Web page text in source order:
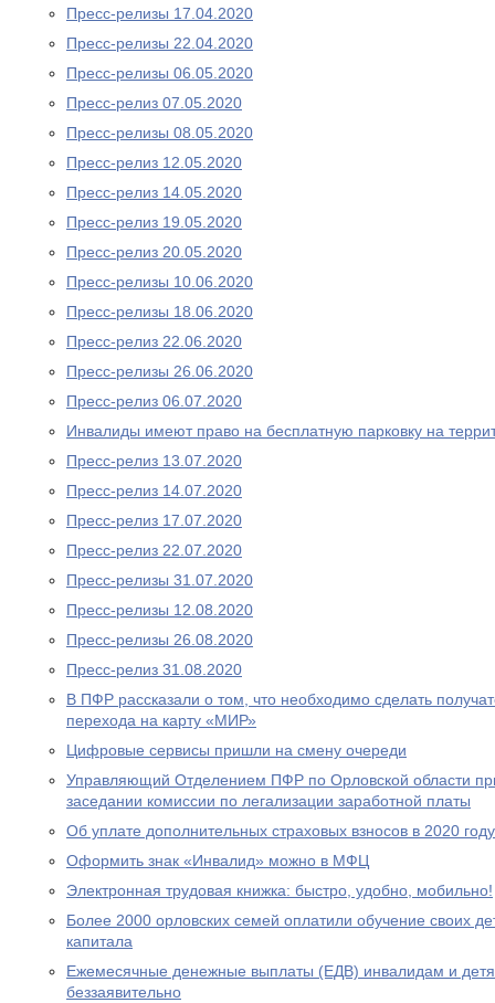
Пресс-релизы 17.04.2020
Пресс-релизы 22.04.2020
Пресс-релизы 06.05.2020
Пресс-релиз 07.05.2020
Пресс-релизы 08.05.2020
Пресс-релиз 12.05.2020
Пресс-релиз 14.05.2020
Пресс-релиз 19.05.2020
Пресс-релиз 20.05.2020
Пресс-релизы 10.06.2020
Пресс-релизы 18.06.2020
Пресс-релиз 22.06.2020
Пресс-релизы 26.06.2020
Пресс-релиз 06.07.2020
Инвалиды имеют право на бесплатную парковку на
Пресс-релиз 13.07.2020
Пресс-релиз 14.07.2020
Пресс-релиз 17.07.2020
Пресс-релиз 22.07.2020
Пресс-релизы 31.07.2020
Пресс-релизы 12.08.2020
Пресс-релизы 26.08.2020
Пресс-релиз 31.08.2020
В ПФР рассказали о том, что необходимо сделать
перехода на карту «МИР»
Цифровые сервисы пришли на смену очереди
Управляющий Отделением ПФР по Орловской области
заседании комиссии по легализации заработной платы
Об уплате дополнительных страховых взносов в 2020 году
Оформить знак «Инвалид» можно в МФЦ
Электронная трудовая книжка: быстро, удобно, мобильно!
Более 2000 орловских семей оплатили обучение своих
капитала
Ежемесячные денежные выплаты (ЕДВ) инвалидам и
беззаявительно